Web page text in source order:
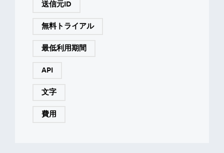
送信元ID
無料トライアル
最低利用期間
API
文字
費用